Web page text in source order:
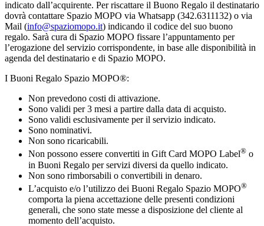
indicato dall’acquirente. Per riscattare il Buono Regalo il destinatario
dovrà contattare Spazio MOPO via Whatsapp (342.6311132) o via
Mail (info@spaziomopo.it) indicando il codice del suo buono
regalo. Sarà cura di Spazio MOPO fissare l’appuntamento per
l’erogazione del servizio corrispondente, in base alle disponibilità in
agenda del destinatario e di Spazio MOPO.
I Buoni Regalo Spazio MOPO®:
Non prevedono costi di attivazione.
Sono validi per 3 mesi a partire dalla data di acquisto.
Sono validi esclusivamente per il servizio indicato.
Sono nominativi.
Non sono ricaricabili.
Non possono essere convertiti in Gift Card MOPO Label® o
in Buoni Regalo per servizi diversi da quello indicato.
Non sono rimborsabili o convertibili in denaro.
L’acquisto e/o l’utilizzo dei Buoni Regalo Spazio MOPO®
comporta la piena accettazione delle presenti condizioni
generali, che sono state messe a disposizione del cliente al
momento dell’acquisto.